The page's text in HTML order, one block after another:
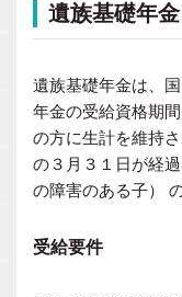
遺族基礎年
遺族基礎年金は、
年金の受給資格期
の方に生計を維持
の３月３１日が経
の障害のある子）
受給要件